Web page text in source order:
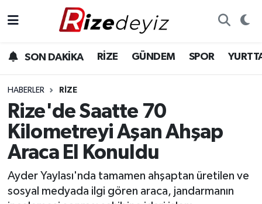
SON DAKİKA RİZE GÜNDEM SPOR
HABERLER RIZE
Rize'de Saatte 70
Kilometreyi Aşan Ahşap
Araca El Konuldu
Ayder Yaylası'nda tamamen ahşaptan üretilen ve
sosyal medyada ilgi gören araca, jandarmanın
Gündem
Yurttan Haberler
Ekonomi
Sağlık
Rize Hava Durumu
Rize Trafik Yoğunluk Haritası
Süper Lig Puan Durumu ve Fikstür
Son Dakika Haberleri